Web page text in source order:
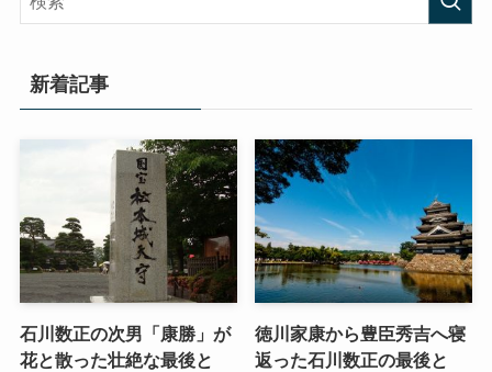
新着記事
石川数正の次男「康勝」が
花と散った壮絶な最後と
徳川家康から豊臣秀吉へ寝
返った石川数正の最後と